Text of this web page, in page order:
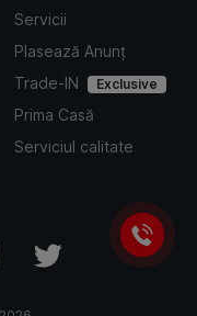
Servicii
Plasează Anunț
Trade-IN
Exclusive
Prima Casă
Serviciul calitate